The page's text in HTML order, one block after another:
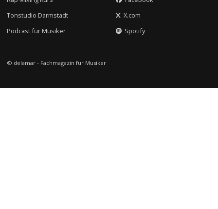
Tonstudio Darmstadt
Podcast für Musiker
X.com
Spotify
© delamar - Fachmagazin für Musiker